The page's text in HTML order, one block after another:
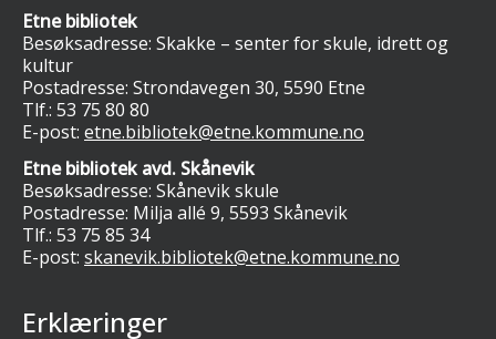
Etne bibliotek
Besøksadresse: Skakke – senter for skule, idrett og
kultur
Postadresse: Strondavegen 30, 5590 Etne
Tlf.: 53 75 80 80
E-post: etne.bibliotek@etne.kommune.no
Etne bibliotek avd. Skånevik
Besøksadresse: Skånevik skule
Postadresse: Milja allé 9, 5593 Skånevik
Tlf.: 53 75 85 34
E-post: skanevik.bibliotek@etne.kommune.no
Erklæringer